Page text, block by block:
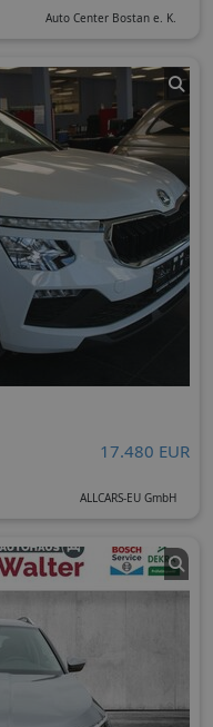
Auto Center Bostan e. K.
17.480 EUR
ALLCARS-EU GmbH